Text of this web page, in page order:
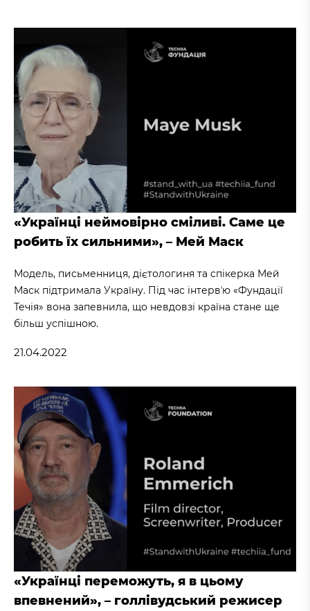
«Українці неймовірно сміливі. Саме це
робить їх сильними», – Мей Маск
Модель, письменниця, дієтологиня та спікерка Мей
Маск підтримала Україну. Під час інтервʼю «Фундації
Течія» вона запевнила, що невдовзі країна стане ще
більш успішною.
21.04.2022
«Українці переможуть, я в цьому
впевнений», – голлівудський режисер